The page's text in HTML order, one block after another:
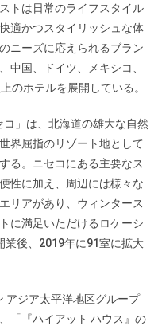
トは日常のライフスタイル
適かつスタイリッシュな体
ニーズに応えられるブラン
中国、ドイツ、メキシコ、
のホテルを展開している。
」は、北海道の雄大な自然
界屈指のリゾート地として
る。ニセコにある主要なス
性に加え、周辺には様々な
リアがあり、ウィンタース
に満足いただけるロケーシ
業後、2019年に91室に拡大
アジア太平洋地区グループ
「『ハイアット ハウス』の